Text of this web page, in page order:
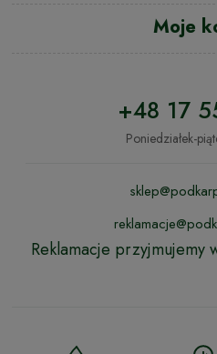
Moje
+48 17
Poniedziałek-
Reklamacje przyjmujemy